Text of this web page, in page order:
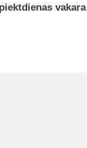
vakara